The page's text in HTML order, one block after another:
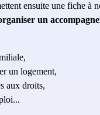
ensuite une fiche à
un
un logement,
aux droits,